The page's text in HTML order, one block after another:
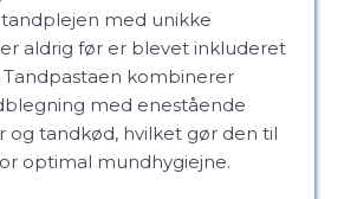
med unikke
aldrig før er blevet inkluderet
Tandpastaen kombinerer
med enestående
tandkød, hvilket gør den til
optimal mundhygiejne.